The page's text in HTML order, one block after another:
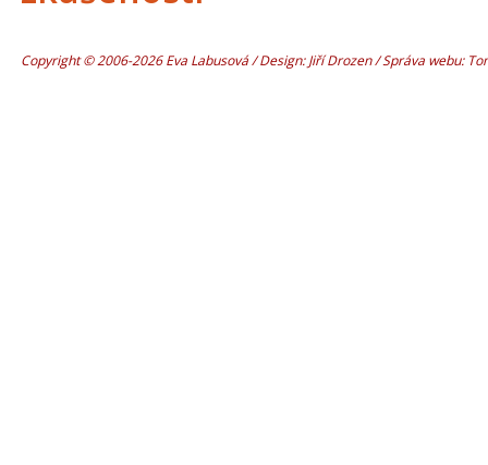
Copyright © 2006-2026 Eva Labusová / Design: Jiří Drozen / Správa webu: